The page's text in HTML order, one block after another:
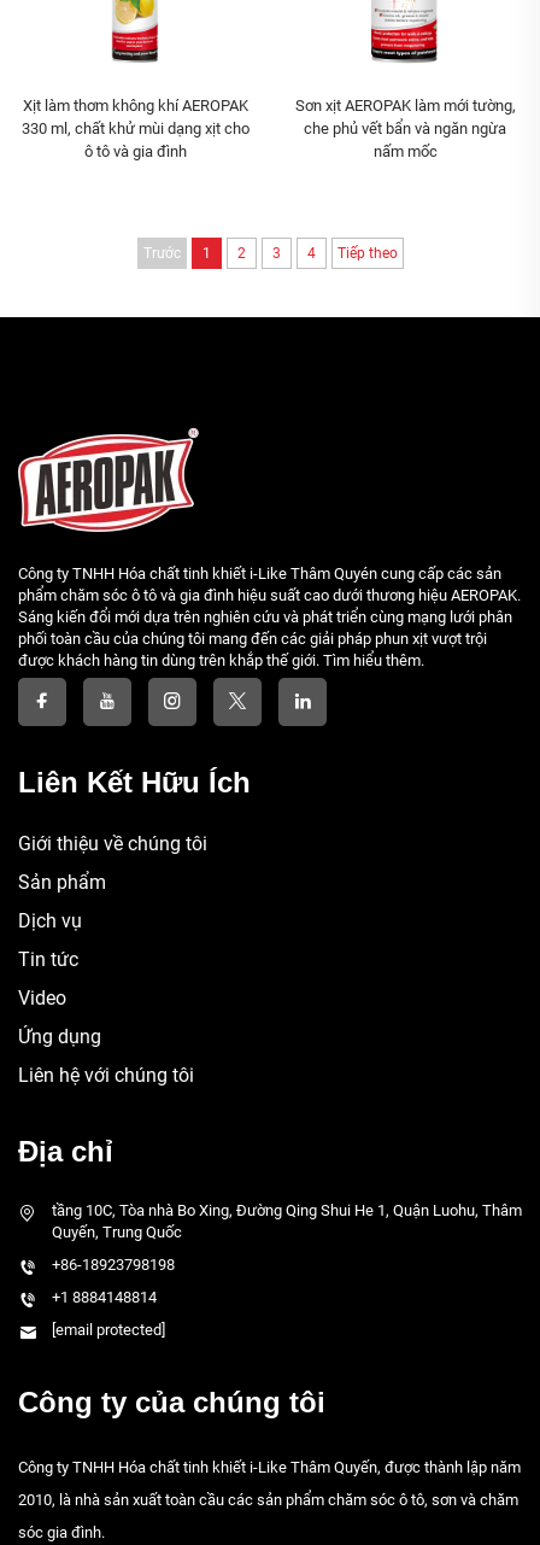
Xịt làm thơm không khí AEROPAK
330 ml, chất khử mùi dạng xịt cho
ô tô và gia đình
Sơn xịt AEROPAK làm mới tường,
che phủ vết bẩn và ngăn ngừa
nấm mốc
Trước 1 2 3 4 Tiếp theo
Công ty TNHH Hóa chất tinh khiết i-Like Thâm Quyén cung cấp các sản
phẩm chăm sóc ô tô và gia đình hiệu suất cao dưới thương hiệu AEROPAK.
Sáng kiến đổi mới dựa trên nghiên cứu và phát triển cùng mạng lưới phân
phối toàn cầu của chúng tôi mang đến các giải pháp phun xịt vượt trội
được khách hàng tin dùng trên khắp thế giới. Tìm hiểu thêm.
Liên Kết Hữu Ích
Giới thiệu về chúng tôi
Sản phẩm
Dịch vụ
Tin tức
Video
Ứng dụng
Liên hệ với chúng tôi
Địa chỉ
tầng 10C, Tòa nhà Bo Xing, Đường Qing Shui He 1, Quận Luohu, Thâm
Quyến, Trung Quốc
+86-18923798198
+1 8884148814
[email protected]
Công ty của chúng tôi
Công ty TNHH Hóa chất tinh khiết i-Like Thâm Quyến, được thành lập năm
2010, là nhà sản xuất toàn cầu các sản phẩm chăm sóc ô tô, sơn và chăm
sóc gia đình.